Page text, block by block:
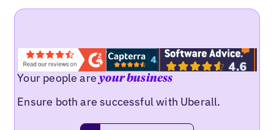
Your people areyour business
Ensure both are successful with Uberall.